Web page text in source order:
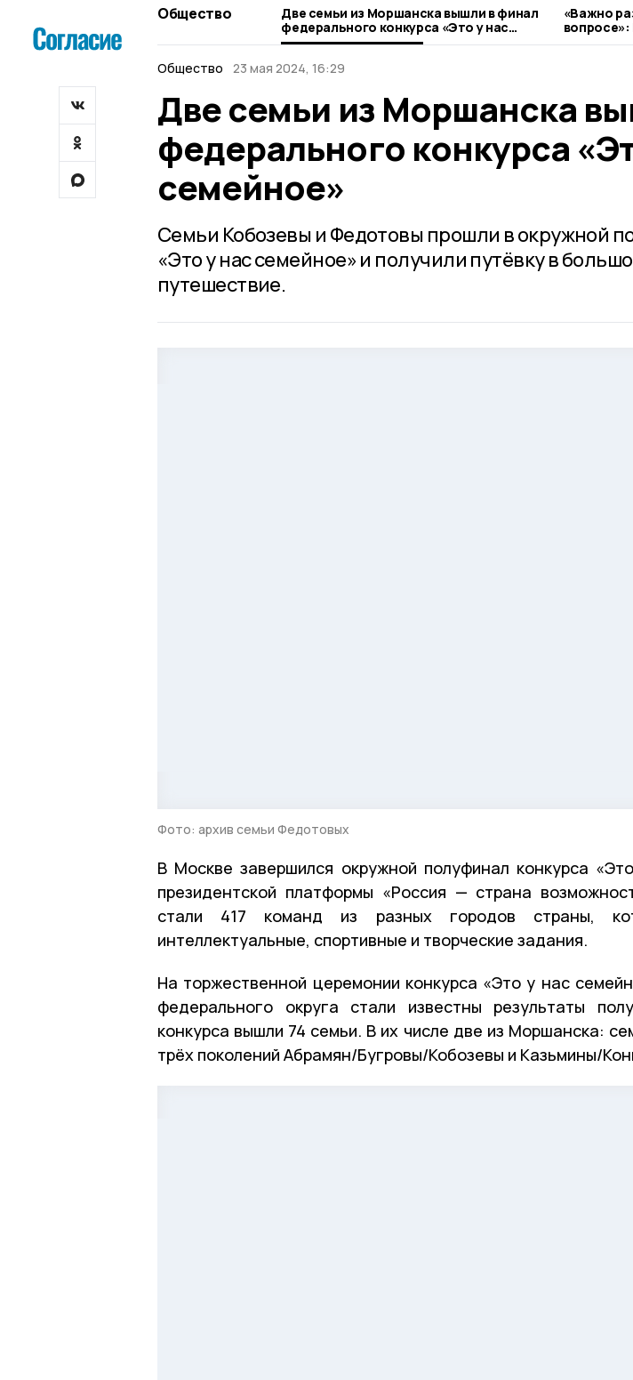
Общество
Две семьи из Моршанска вышли в финал
федерального конкурса «Это у нас
семейное»
«Важно
граждан
Общество
23 мая 2024, 16:29
Две семьи из Моршанска
федерального конкурса
семейное»
Семьи Кобозевы и Федотовы прошли в окружной
«Это у нас семейное» и получили путёвку в
путешествие.
Фото: архив семьи Федотовых
В Москве завершился окружной полуфинал конкурса
президентской платформы «Россия — страна
стали 417 команд из разных городов страны,
интеллектуальные, спортивные и творческие задания.
На торжественной церемонии конкурса «Это у нас
федерального округа стали известны результаты
конкурса вышли 74 семьи. В их числе две из Моршанска:
трёх поколений Абрамян/Бугровы/Кобозевы и Казьмины/